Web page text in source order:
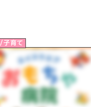
子育て